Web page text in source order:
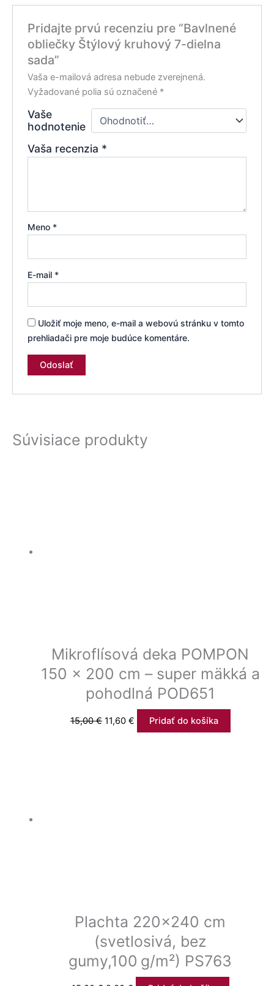
Pridajte prvú recenziu pre “Bavlnené
obliečky Štýlový kruhový 7-dielna
sada”
Vaša e-mailová adresa nebude zverejnená.
Vyžadované polia sú označené *
Vaše
hodnotenie
Vaša recenzia *
Meno *
E-mail *
Uložiť moje meno, e-mail a webovú stránku v tomto
prehliadači pre moje budúce komentáre.
Súvisiace produkty
Mikroflísová deka POMPON
150 x 200 cm – super mäkká a
pohodlná POD651
15,00€ 11,60 € Pridať do košíka
Plachta 220×240 cm
(svetlosivá, bez
gumy,100 g/m²) PS763